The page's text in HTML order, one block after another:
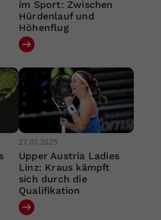
im Sport: Zwischen
Hürdenlauf und
Höhenflug
27.01.2025
Upper Austria Ladies
Linz: Kraus kämpft
sich durch die
Qualifikation